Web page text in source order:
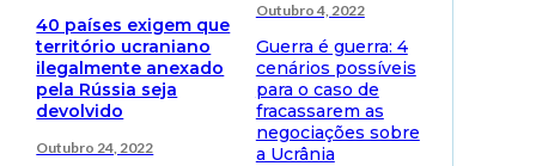
40 países exigem que
território ucraniano
ilegalmente anexado
pela Rússia seja
devolvido
Outubro 24, 2022
Outubro 4, 2022
Guerra é guerra: 4
cenários possíveis
para o caso de
fracassarem as
negociações sobre
a Ucrânia